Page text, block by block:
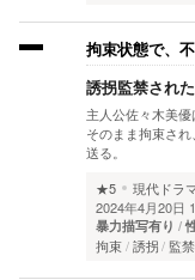
拘束状態で、
誘拐監禁され
主人公佐々木美
そのまま拘束さ
送る。
★5
現代ドラ
2024年4月20日
暴力描写有り
拘束 誘拐 監禁